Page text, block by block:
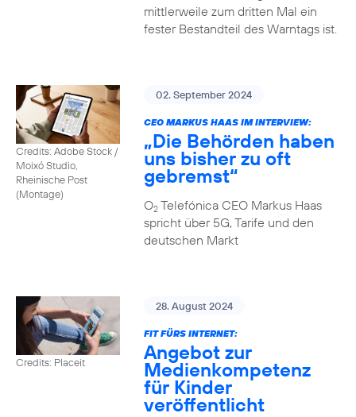
mittlerweile zum dritten Mal ein
fester Bestandteil des Warntags ist.
Credits: Adobe Stock /
Moixó Studio,
Rheinische Post
(Montage)
02. September 2024
CEO MARKUS HAAS IM INTERVIEW:
„Die Behörden haben
uns bisher zu oft
gebremst“
O2Telefónica CEO Markus Haas
spricht über 5G, Tarife und den
deutschen Markt
Credits: Placeit
28. August 2024
FIT FÜRS INTERNET:
Angebot zur
Medienkompetenz
für Kinder
veröffentlicht